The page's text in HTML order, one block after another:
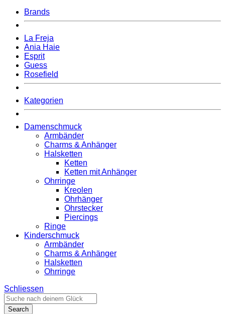
Brands
La Freja
Ania Haie
Esprit
Guess
Rosefield
Kategorien
Damenschmuck
Armbänder
Charms & Anhänger
Halsketten
Ketten
Ketten mit Anhänger
Ohrringe
Kreolen
Ohrhänger
Ohrstecker
Piercings
Ringe
Kinderschmuck
Armbänder
Charms & Anhänger
Halsketten
Ohrringe
Schliessen
Search